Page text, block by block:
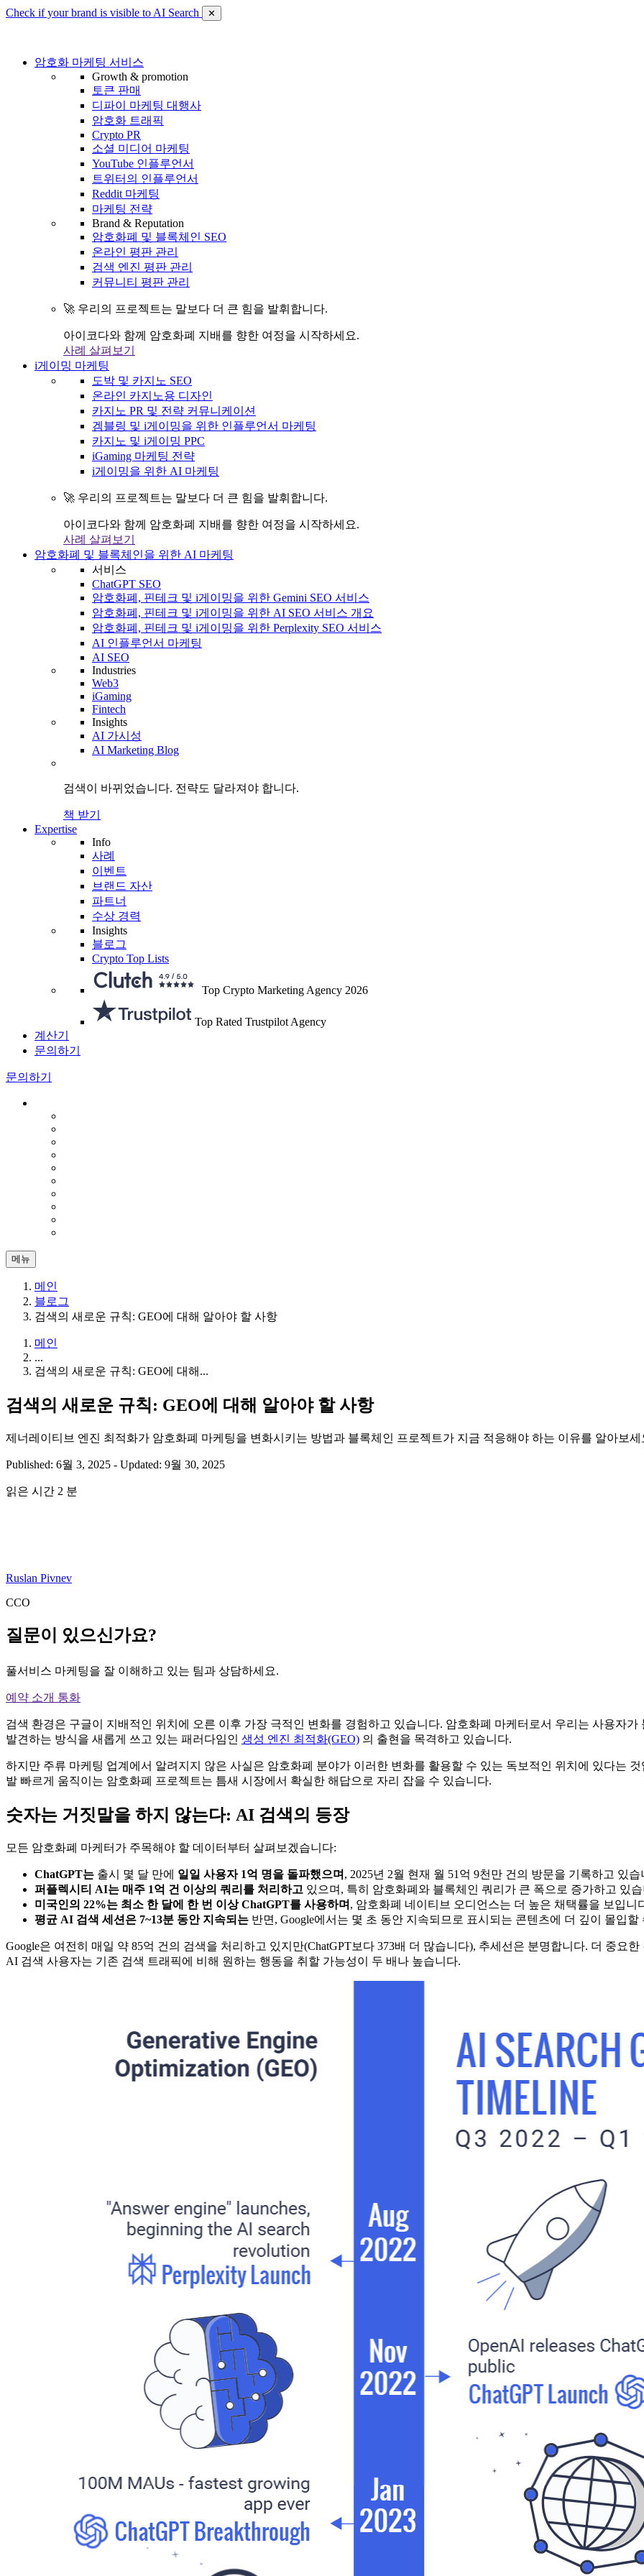
Check if your brand is visible to AI Search ✕
암호화 마케팅 서비스
Growth & promotion
토큰 판매
디파이 마케팅 대행사
암호화 트래픽
Crypto PR
소셜 미디어 마케팅
YouTube 인플루언서
트위터의 인플루언서
Reddit 마케팅
마케팅 전략
Brand & Reputation
암호화폐 및 블록체인 SEO
온라인 평판 관리
검색 엔진 평판 관리
커뮤니티 평판 관리
🚀 우리의 프로젝트는 말보다 더 큰 힘을 발휘합니다.
아이코다와 함께 암호화폐 지배를 향한 여정을 시작하세요.
사례 살펴보기
i게이밍 마케팅
도박 및 카지노 SEO
온라인 카지노용 디자인
카지노 PR 및 전략 커뮤니케이션
겜블링 및 i게이밍을 위한 인플루언서 마케팅
카지노 및 i게이밍 PPC
iGaming 마케팅 전략
i게이밍을 위한 AI 마케팅
🚀 우리의 프로젝트는 말보다 더 큰 힘을 발휘합니다.
아이코다와 함께 암호화폐 지배를 향한 여정을 시작하세요.
사례 살펴보기
암호화폐 및 블록체인을 위한 AI 마케팅
서비스
ChatGPT SEO
암호화폐, 핀테크 및 i게이밍을 위한 Gemini SEO 서비스
암호화폐, 핀테크 및 i게이밍을 위한 AI SEO 서비스 개요
암호화폐, 핀테크 및 i게이밍을 위한 Perplexity SEO 서비스
AI 인플루언서 마케팅
AI SEO
Industries
Web3
iGaming
Fintech
Insights
AI 가시성
AI Marketing Blog
검색이 바뀌었습니다. 전략도 달라져야 합니다.
책 받기
Expertise
Info
사례
이벤트
브랜드 자산
파트너
수상 경력
Insights
블로그
Crypto Top Lists
Top Crypto Marketing Agency 2026
Top Rated Trustpilot Agency
계산기
문의하기
문의하기
메뉴
메인
블로그
검색의 새로운 규칙: GEO에 대해 알아야 할 사항
메인
...
검색의 새로운 규칙: GEO에 대해...
검색의 새로운 규칙: GEO에 대해 알아야 할 사항
제너레이티브 엔진 최적화가 암호화폐 마케팅을 변화시키는 방법과 블록체인 프로젝트가 지금 적응해야 하는 이유를 알아보세
Published: 6월 3, 2025 - Updated: 9월 30, 2025
읽은 시간 2 분
Ruslan Pivnev
CCO
질문이 있으신가요?
풀서비스 마케팅을 잘 이해하고 있는 팀과 상담하세요.
예약 소개 통화
검색 환경은 구글이 지배적인 위치에 오른 이후 가장 극적인 변화를 경험하고 있습니다. 암호화폐 마케터로서 우리는 사용자
발견하는 방식을 새롭게 쓰고 있는 패러다임인 생성 엔진 최적화(GEO) 의 출현을 목격하고 있습니다.
하지만 주류 마케팅 업계에서 알려지지 않은 사실은 암호화폐 분야가 이러한 변화를 활용할 수 있는 독보적인 위치에 있다는
발 빠르게 움직이는 암호화폐 프로젝트는 틈새 시장에서 확실한 해답으로 자리 잡을 수 있습니다.
숫자는 거짓말을 하지 않는다: AI 검색의 등장
모든 암호화폐 마케터가 주목해야 할 데이터부터 살펴보겠습니다:
ChatGPT는 출시 몇 달 만에 일일 사용자 1억 명을 돌파했으며 , 2025년 2월 현재 월 51억 9천만 건의 방문을 기록하고 있습
퍼플렉시티 AI는 매주 1억 건 이상의 쿼리를 처리하고 있으며, 특히 암호화폐와 블록체인 쿼리가 큰 폭으로 증가하고 있
미국인의 22%는 최소 한 달에 한 번 이상 ChatGPT를 사용하며 , 암호화폐 네이티브 오디언스는 더 높은 채택률을 보입니
평균 AI 검색 세션은 7~13분 동안 지속되는 반면, Google에서는 몇 초 동안 지속되므로 표시되는 콘텐츠에 더 깊이 몰입할
Google은 여전히 매일 약 85억 건의 검색을 처리하고 있지만(ChatGPT보다 373배 더 많습니다), 추세선은 분명합니다. 더 중요
AI 검색 사용자는 기존 검색 트래픽에 비해 원하는 행동을 취할 가능성이 두 배나 높습니다.